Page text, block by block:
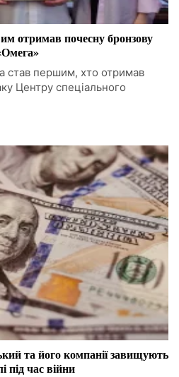
отримав почесну бронзову
став першим, хто отримав
Центру спеціального
та його компанії завищують
під час війни